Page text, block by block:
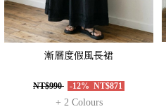
漸層度假風長裙
NT$990 -12% NT$871
+ 2 Colours